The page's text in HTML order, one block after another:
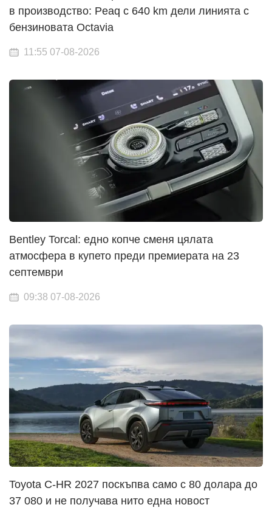
в производство: Peaq с 640 km дели линията с
бензиновата Octavia
11:55 07-08-2026
Bentley Torcal: едно копче сменя цялата
атмосфера в купето преди премиерата на 23
септември
09:38 07-08-2026
Toyota C-HR 2027 поскъпва само с 80 долара до
37 080 и не получава нито една новост